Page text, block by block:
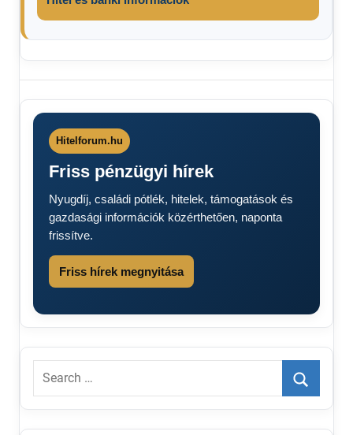
NAGYON
pofon a 60
felettieknek
Nyugdíj
nyugdíjak
Nyugdíjasok
figyelem
Hitelforum.hu
Friss pénzügyi hírek
Nyugdíj, családi pótlék, hitelek, támogatások és
gazdasági információk közérthetően, naponta
frissítve.
Friss hírek megnyitása
Search
Search